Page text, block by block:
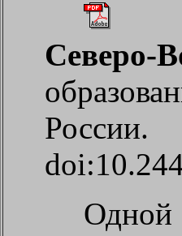
Северо-